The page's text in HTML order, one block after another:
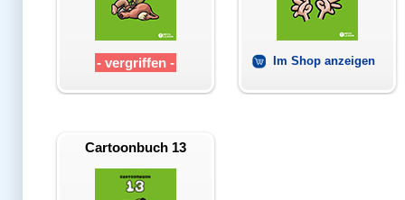
- vergriffen - Im Shop anzeigen
Cartoonbuch 13